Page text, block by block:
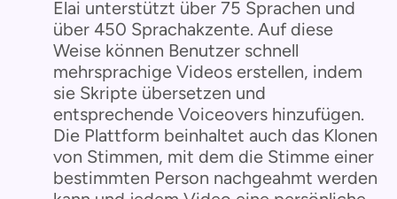
Elai unterstützt über 75 Sprachen und
über 450 Sprachakzente. Auf diese
Weise können Benutzer schnell
mehrsprachige Videos erstellen, indem
sie Skripte übersetzen und
entsprechende Voiceovers hinzufügen.
Die Plattform beinhaltet auch das Klonen
von Stimmen, mit dem die Stimme einer
bestimmten Person nachgeahmt werden